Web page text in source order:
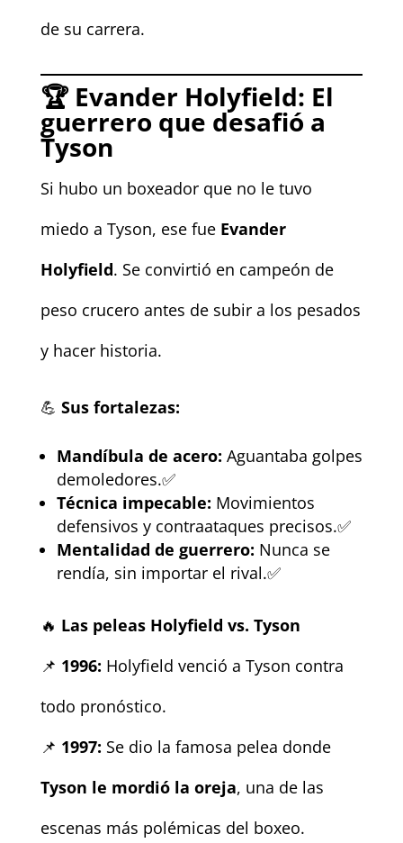
de su carrera.
🏆 Evander Holyfield: El
guerrero que desafió a
Tyson
Si hubo un boxeador que no le tuvo
miedo a Tyson, ese fue Evander
Holyfield. Se convirtió en campeón de
peso crucero antes de subir a los pesados
y hacer historia.
💪 Sus fortalezas:
Mandíbula de acero: Aguantaba golpes
demoledores.✅
Técnica impecable: Movimientos
defensivos y contraataques precisos.✅
Mentalidad de guerrero: Nunca se
rendía, sin importar el rival.✅
🔥 Las peleas Holyfield vs. Tyson
📌 1996: Holyfield venció a Tyson contra
todo pronóstico.
📌 1997: Se dio la famosa pelea donde
Tyson le mordió la oreja, una de las
escenas más polémicas del boxeo.